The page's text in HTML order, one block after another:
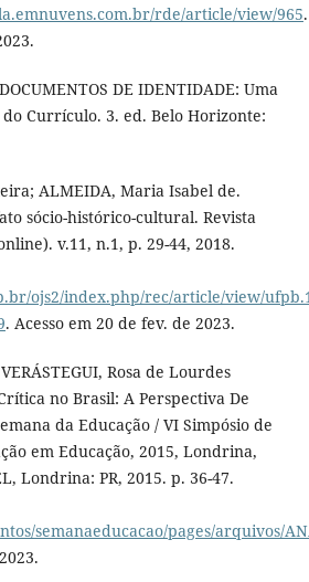
rde/article/view/965.
DE IDENTIDADE: Uma
Currículo. 3. ed. Belo Horizonte:
ALMEIDA, Maria Isabel de.
sócio-histórico-cultural. Revista
v.11, n.1, p. 29-44, 2018.
ojs2/index.php/rec/article/view/
. Acesso em 20 de fev. de 2023.
Rosa de Lourdes
no Brasil: A Perspectiva De
da Educação / VI Simpósio de
em Educação, 2015, Londrina,
Londrina: PR, 2015. p. 36-47.
semanaeducacao/pages/arquivos/